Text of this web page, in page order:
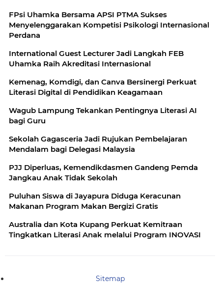
FPsi Uhamka Bersama APSI PTMA Sukses
Menyelenggarakan Kompetisi Psikologi Internasional
Perdana
International Guest Lecturer Jadi Langkah FEB
Uhamka Raih Akreditasi Internasional
Kemenag, Komdigi, dan Canva Bersinergi Perkuat
Literasi Digital di Pendidikan Keagamaan
Wagub Lampung Tekankan Pentingnya Literasi AI
bagi Guru
Sekolah Gagasceria Jadi Rujukan Pembelajaran
Mendalam bagi Delegasi Malaysia
PJJ Diperluas, Kemendikdasmen Gandeng Pemda
Jangkau Anak Tidak Sekolah
Puluhan Siswa di Jayapura Diduga Keracunan
Makanan Program Makan Bergizi Gratis
Australia dan Kota Kupang Perkuat Kemitraan
Tingkatkan Literasi Anak melalui Program INOVASI
Sitemap